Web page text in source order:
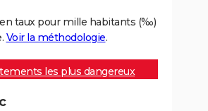
taux pour mille habitants (‰)
Voir la méthodologie.
les plus dangereux